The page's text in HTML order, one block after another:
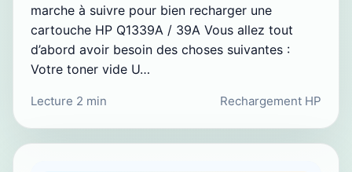
marche à suivre pour bien recharger une
cartouche HP Q1339A / 39A Vous allez tout
d’abord avoir besoin des choses suivantes :
Votre toner vide U…
Lecture 2 min Rechargement HP